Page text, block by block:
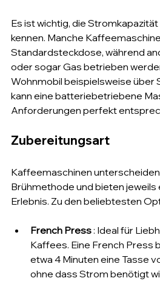
Es ist wichtig, die
kennen. Manche
Standardsteckdose, während
oder sogar Gas betrieben
Wohnmobil beispielsweise über
kann eine batteriebetriebene
Anforderungen perfekt
Zubereitungsart
Kaffeemaschinen unterscheiden
Brühmethode und bieten jeweils
Erlebnis. Zu den beliebtesten
French Press : Ideal für
Kaffees. Eine French Press
etwa 4 Minuten eine Tasse
ohne dass Strom benötigt